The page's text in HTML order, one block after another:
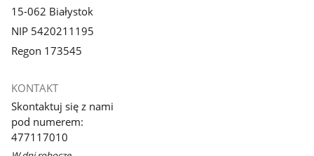
15-062 Białystok
NIP 5420211195
Regon 173545
KONTAKT
Skontaktuj się z nami
pod numerem:
477117010